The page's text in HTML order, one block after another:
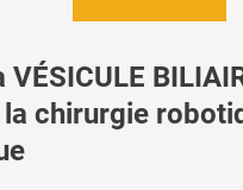
VÉSICULE
la chirurgie